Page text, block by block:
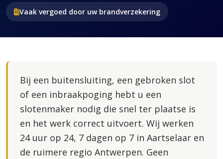
Vaak vergoed door uw brandverzekering
Bij een buitensluiting, een gebroken slot
of een inbraakpoging hebt u een
slotenmaker nodig die snel ter plaatse is
en het werk correct uitvoert. Wij werken
24 uur op 24, 7 dagen op 7 in Aartselaar en
de ruimere regio Antwerpen. Geen